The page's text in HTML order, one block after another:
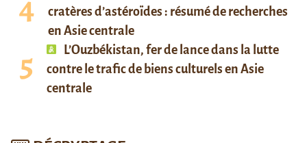
cratères d’astéroïdes : résumé de recherches
en Asie centrale
L’Ouzbékistan, fer de lance dans la lutte
contre le trafic de biens culturels en Asie
centrale